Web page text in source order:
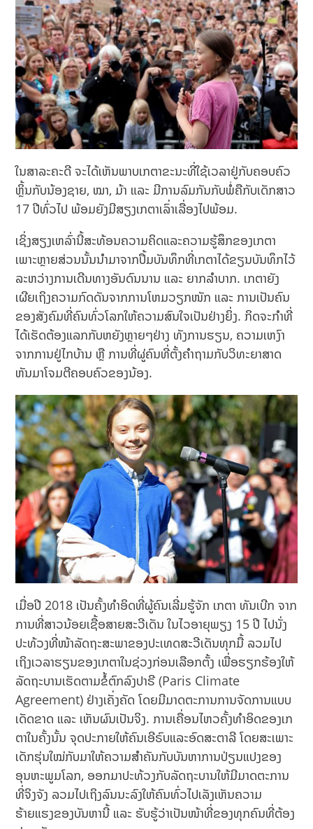
ໃນສາລະຄະດີ ຈະໄດ້ເຫັນພາບເກຕາຂະນະທີ່ໃຊ້ເວລາຢູ່ກັບຄອບຄົວ
ຫຼິ້ນກັບນ້ອງຊາຍ, ໝາ, ມ້າ ແລະ ມີການລົມກັນກັບພໍ່ຄືກັບເດັກສາວ
17 ປີທົ່ວໄປ ພ້ອມຍັງມີສຽງເກຕາເລົ່າເລື່ອງໄປພ້ອມ.
ເຊິ່ງສຽງເຫລົ່ານີ້ສະທ້ອນຄວາມຄິດແລະຄວາມຮູ້ສຶກຂອງເກຕາ
ເພາະຫຼາຍສ່ວນນັ້ນນຳມາຈາກປຶ້ມບັນທຶກທີ່ເກຕາໄດ້ຂຽນບັນທຶກໄວ້
ລະຫວ່າງການເດີນທາງອັນດົນນານ ແລະ ຍາກລຳບາກ. ເກຕາຍັງ
ເຜີຍເຖິງຄວາມກົດດັນຈາກການໂຫມວຽກໜັກ ແລະ ການເປັນຄົນ
ຂອງສັງຄົມທີ່ຄົນທົ່ວໂລກໃຫ້ຄວາມສົນໃຈເປັນຢ່າງຍິ່ງ. ກິດຈະກຳທີ່
ໄດ້ເຮັດຕ້ອງແລກກັບຫຍັງຫຼາຍໆຢ່າງ ທັງການຮຽນ, ຄວາມເຫງົາ
ຈາກການຢູ່ໄກບ້ານ ຫຼື ການທີ່ຜູ່ຄົນທີ່ຕັ້ງຄຳຖາມກັບວິທະຍາສາດ
ຫັນມາໂຈມຕີຄອບຄົວຂອງນ້ອງ.
ເມື່ອປີ 2018 ເປັນຄັ້ງທຳອິດທີ່ຜູ້ຄົນເລີ່ມຮູ້ຈັກ ເກຕາ ທັນເບີກ ຈາກ
ການທີ່ສາວນ້ອຍເຊື້ອສາຍສະວີເດັນ ໃນໄວອາຍຸພຽງ 15 ປີ ໄປນັ່ງ
ປະທ້ວງທີ່ໜ້າລັດຖະສະພາຂອງປະເທດສະວີເດັນທຸກມື້ ລວມໄປ
ເຖິງເວລາຮຽນຂອງເກຕາໃນຊ່ວງກ່ອນເລືອກຕັ້ງ ເພື່ອຮຽກຮ້ອງໃຫ້
ລັດຖະບານເຮັດຕາມຂໍ້ຕົກລົງປາຣີ (Paris Climate
Agreement) ຢ່າງເຄັ່ງຄັດ ໂດຍມີມາດຕະການການຈັດການແບບ
ເດັດຂາດ ແລະ ເຫັນຜົນເປັນຈິງ. ການເຄື່ອນໄຫວຄັ້ງທຳອິດຂອງເກ
ຕາໃນຄັ້ງນັ້ນ ຈຸດປະກາຍໃຫ້ຄົນເອີຣົບແລະອົດສະຕາລີ ໂດຍສະເພາະ
ເດັກຮຸ່ນໃໝ່ກັບມາໃຫ້ຄວາມສຳຄັນກັບບັນຫາການປ່ຽນແປງຂອງ
ອຸນຫະພູມໂລກ, ອອກມາປະທ້ວງກັບລັດຖະບານໃຫ້ມີມາດຕະການ
ທີ່ຈິງຈັງ ລວມໄປເຖິງລົນນະລົງໃຫ້ຄົນທົ່ວໄປເລັງເຫັນຄວາມ
ຮ້າຍແຮງຂອງບັນຫານີ້ ແລະ ຮັບຮູ້ວ່າເປັນໜ້າທີ່ຂອງທຸກຄົນທີ່ຕ້ອງ